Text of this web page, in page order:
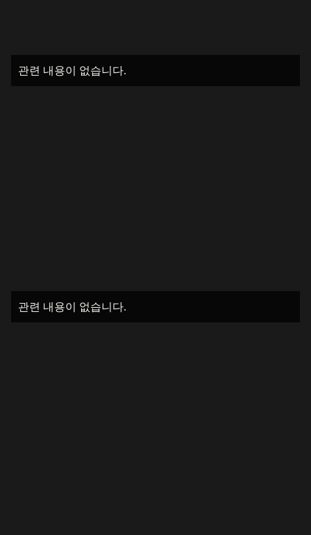
관련 내용이 없습니다.
관련 내용이 없습니다.